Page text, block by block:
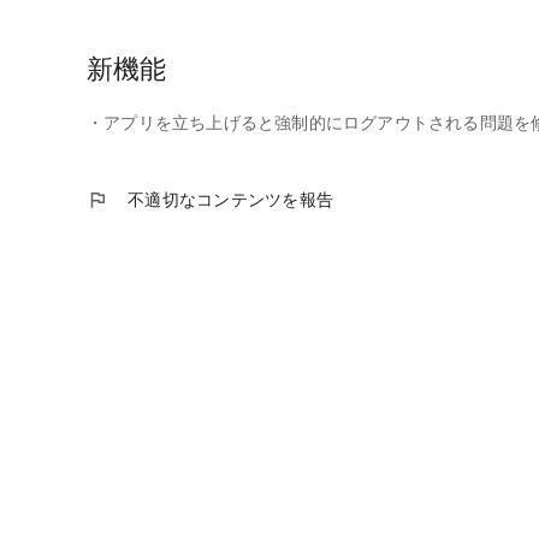
新機能
・アプリを立ち上げると強制的にログアウトされる問題を
flag 不適切なコンテンツを報告